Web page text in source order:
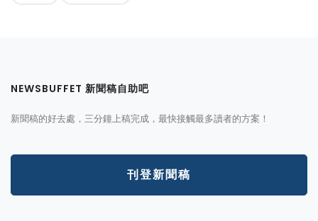
NEWSBUFFET 新聞稿自助吧
新聞稿的好去處，三分鐘上稿完成，最快接觸最多讀者的方案！
刊登新聞稿